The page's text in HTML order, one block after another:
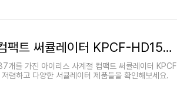
아이리스 사계절 컴팩트 써큘레이터 KPCF-HD15N - 서큘레이터 | 쿠팡
개를 가진 아이리스 사계절 컴팩트 써큘레이터 KPCF
렴하고 다양한 서큘레이터 제품들을 확인해보세요.